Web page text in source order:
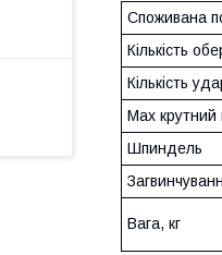
Споживана
Кількість
Кількість
Max
Шпиндель
Вага, кг